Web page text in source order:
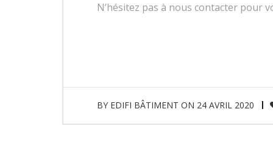
N’hésitez pas à nous contacter pour
BY EDIFI BÂTIMENT ON 24 AVRIL 2020